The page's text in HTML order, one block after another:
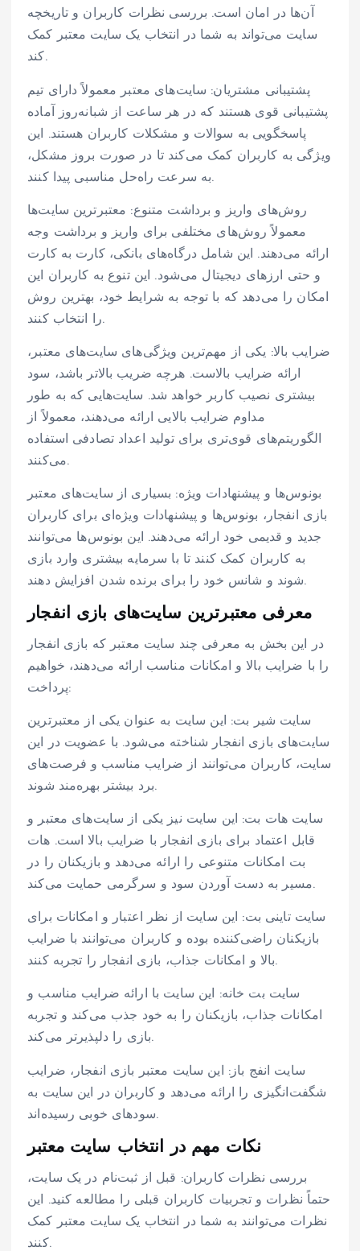
آن‌ها در امان است. بررسی نظرات کاربران و تاریخچه
سایت می‌تواند به شما در انتخاب یک سایت معتبر کمک
کند.
پشتیبانی مشتریان: سایت‌های معتبر معمولاً دارای تیم
پشتیبانی قوی هستند که در هر ساعت از شبانه‌روز آماده
پاسخگویی به سوالات و مشکلات کاربران هستند. این
ویژگی به کاربران کمک می‌کند تا در صورت بروز مشکل،
به سرعت راه‌حل مناسبی پیدا کنند.
روش‌های واریز و برداشت متنوع: معتبرترین سایت‌ها
معمولاً روش‌های مختلفی برای واریز و برداشت وجه
ارائه می‌دهند. این شامل درگاه‌های بانکی، کارت به کارت
و حتی ارزهای دیجیتال می‌شود. این تنوع به کاربران این
امکان را می‌دهد که با توجه به شرایط خود، بهترین روش
را انتخاب کنند.
ضرایب بالا: یکی از مهم‌ترین ویژگی‌های سایت‌های معتبر،
ارائه ضرایب بالاست. هرچه ضریب بالاتر باشد، سود
بیشتری نصیب کاربر خواهد شد. سایت‌هایی که به طور
مداوم ضرایب بالایی ارائه می‌دهند، معمولاً از
الگوریتم‌های قوی‌تری برای تولید اعداد تصادفی استفاده
می‌کنند.
بونوس‌ها و پیشنهادات ویژه: بسیاری از سایت‌های معتبر
بازی انفجار، بونوس‌ها و پیشنهادات ویژه‌ای برای کاربران
جدید و قدیمی خود ارائه می‌دهند. این بونوس‌ها می‌توانند
به کاربران کمک کنند تا با سرمایه بیشتری وارد بازی
شوند و شانس خود را برای برنده شدن افزایش دهند.
معرفی معتبرترین سایت‌های بازی انفجار
در این بخش به معرفی چند سایت معتبر که بازی انفجار
را با ضرایب بالا و امکانات مناسب ارائه می‌دهند، خواهیم
پرداخت:
سایت شیر بت: این سایت به عنوان یکی از معتبرترین
سایت‌های بازی انفجار شناخته می‌شود. با عضویت در این
سایت، کاربران می‌توانند از ضرایب مناسب و فرصت‌های
برد بیشتر بهره‌مند شوند.
سایت هات بت: این سایت نیز یکی از سایت‌های معتبر و
قابل اعتماد برای بازی انفجار با ضرایب بالا است. هات
بت امکانات متنوعی را ارائه می‌دهد و بازیکنان را در
مسیر به دست آوردن سود و سرگرمی حمایت می‌کند.
سایت تاینی بت: این سایت از نظر اعتبار و امکانات برای
بازیکنان راضی‌کننده بوده و کاربران می‌توانند با ضرایب
بالا و امکانات جذاب، بازی انفجار را تجربه کنند.
سایت بت خانه: این سایت با ارائه ضرایب مناسب و
امکانات جذاب، بازیکنان را به خود جذب می‌کند و تجربه
بازی را دلپذیرتر می‌کند.
سایت انفج باز: این سایت معتبر بازی انفجار، ضرایب
شگفت‌انگیزی را ارائه می‌دهد و کاربران در این سایت به
سودهای خوبی رسیده‌اند.
نکات مهم در انتخاب سایت معتبر
بررسی نظرات کاربران: قبل از ثبت‌نام در یک سایت،
حتماً نظرات و تجربیات کاربران قبلی را مطالعه کنید. این
نظرات می‌توانند به شما در انتخاب یک سایت معتبر کمک
کنند.